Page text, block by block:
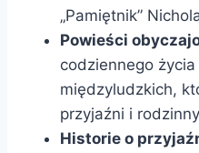
„Pamiętnik”
Powieści
codziennego
międzyludzkich,
przyjaźni i
Historie o